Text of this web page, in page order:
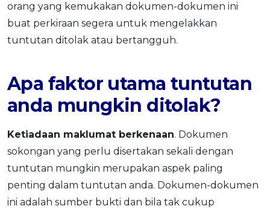
orang yang kemukakan dokumen-dokumen ini
buat perkiraan segera untuk mengelakkan
tuntutan ditolak atau bertangguh.
Apa faktor utama tuntutan
anda mungkin ditolak?
Ketiadaan maklumat berkenaan. Dokumen
sokongan yang perlu disertakan sekali dengan
tuntutan mungkin merupakan aspek paling
penting dalam tuntutan anda. Dokumen-dokumen
ini adalah sumber bukti dan bila tak cukup